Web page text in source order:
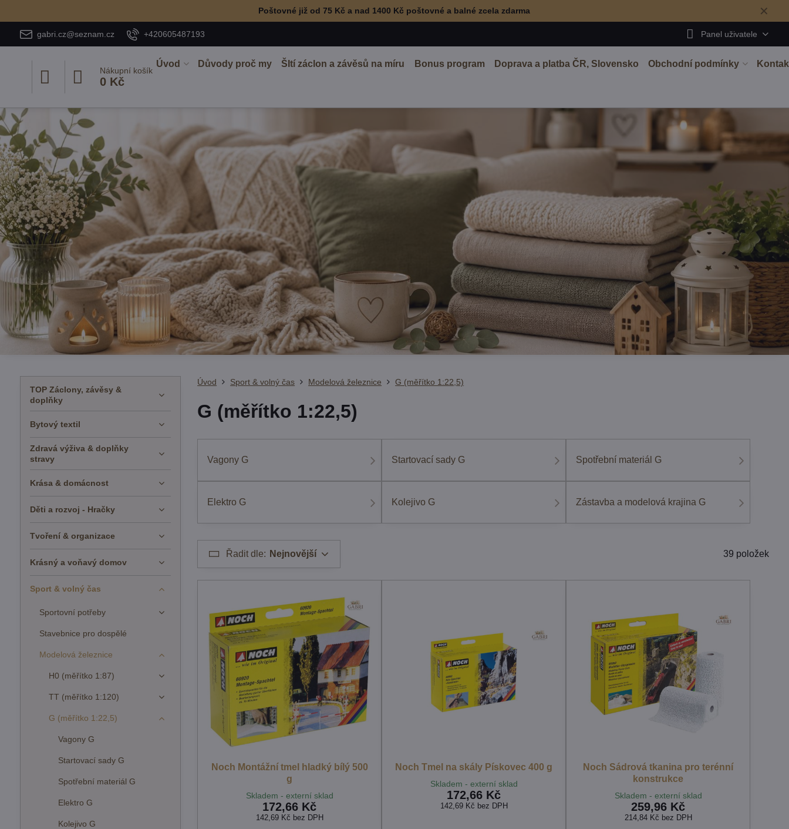
✕
Poštovné již od 75 Kč a nad 1400 Kč poštovné a balné zcela zdarma
gabri.cz@seznam.cz +420605487193 Panel uživatele
Nákupní košík
0 Kč
Úvod Důvody proč my ŠItí záclon a závěsů na míru Bonus program Doprava a platba ČR, Slovensko Obchodní podmínky
Úvod Sport & volný čas Modelová železnice G (měřítko 1:22,5)
G (měřítko 1:22,5)
Vagony G Startovací sady G Spotřební materiál G
Elektro G Kolejivo G Zástavba a modelová krajina G
Řadit dle: Nejnovější 39 položek
Noch Montážní tmel hladký bílý 500
g
Skladem - externí sklad
172,66 Kč
142,69 Kč bez DPH
Noch Tmel na skály Pískovec 400 g
Skladem - externí sklad
172,66 Kč
142,69 Kč bez DPH
Noch Sádrová tkanina pro terénní
konstrukce
Skladem - externí sklad
259,96 Kč
214,84 Kč bez DPH
TOP Záclony, závěsy &
doplňky
Bytový textil
Zdravá výživa & doplňky
stravy
Krása & domácnost
Děti a rozvoj - Hračky
Tvoření & organizace
Krásný a voňavý domov
Sport & volný čas
Sportovní potřeby
Stavebnice pro dospělé
Modelová železnice
H0 (měřítko 1:87)
TT (měřítko 1:120)
G (měřítko 1:22,5)
Vagony G
Startovací sady G
Spotřební materiál G
Elektro G
Kolejivo G